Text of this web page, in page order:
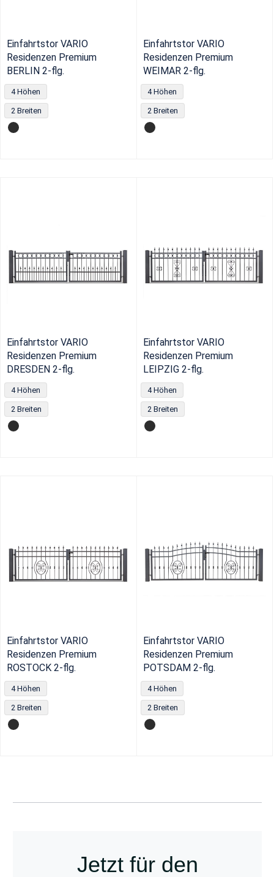
Einfahrtstor VARIO
Residenzen Premium
BERLIN 2-flg.
4 Höhen
2 Breiten
Einfahrtstor VARIO
Residenzen Premium
WEIMAR 2-flg.
4 Höhen
2 Breiten
Einfahrtstor VARIO
Residenzen Premium
DRESDEN 2-flg.
4 Höhen
2 Breiten
Einfahrtstor VARIO
Residenzen Premium
LEIPZIG 2-flg.
4 Höhen
2 Breiten
Einfahrtstor VARIO
Residenzen Premium
ROSTOCK 2-flg.
4 Höhen
2 Breiten
Einfahrtstor VARIO
Residenzen Premium
POTSDAM 2-flg.
4 Höhen
2 Breiten
Jetzt für den